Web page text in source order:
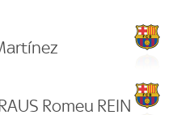
Romeu REIN